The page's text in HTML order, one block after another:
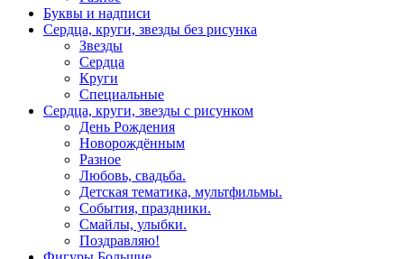
Буквы и надписи
Сердца, круги, звезды без рисунка
Звезды
Сердца
Круги
Специальные
Сердца, круги, звезды с рисунком
День Рождения
Новорождённым
Разное
Любовь, свадьба.
Детская тематика, мультфильмы.
События, праздники.
Смайлы, улыбки.
Поздравляю!